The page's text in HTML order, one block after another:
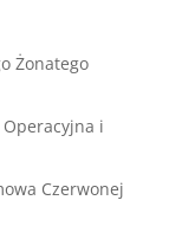
Żonatego
i
Czerwonej